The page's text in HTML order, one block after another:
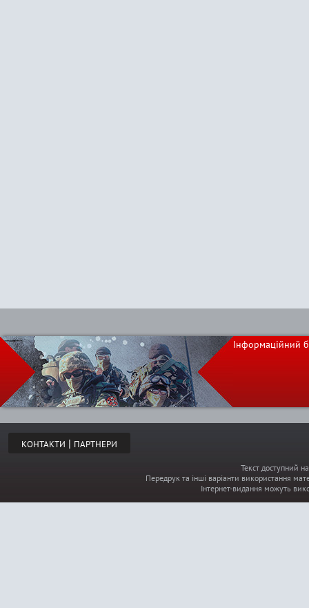
Інформаційний
КОНТАКТИ | ПАРТНЕРИ
Текст доступний
Передрук та інші варіанти використання
Інтернет-видання можуть